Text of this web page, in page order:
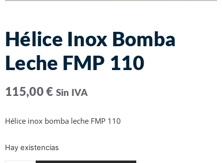
Hélice Inox Bomba
Leche FMP 110
115,00€ Sin IVA
Hélice inox bomba leche FMP 110
Hay existencias